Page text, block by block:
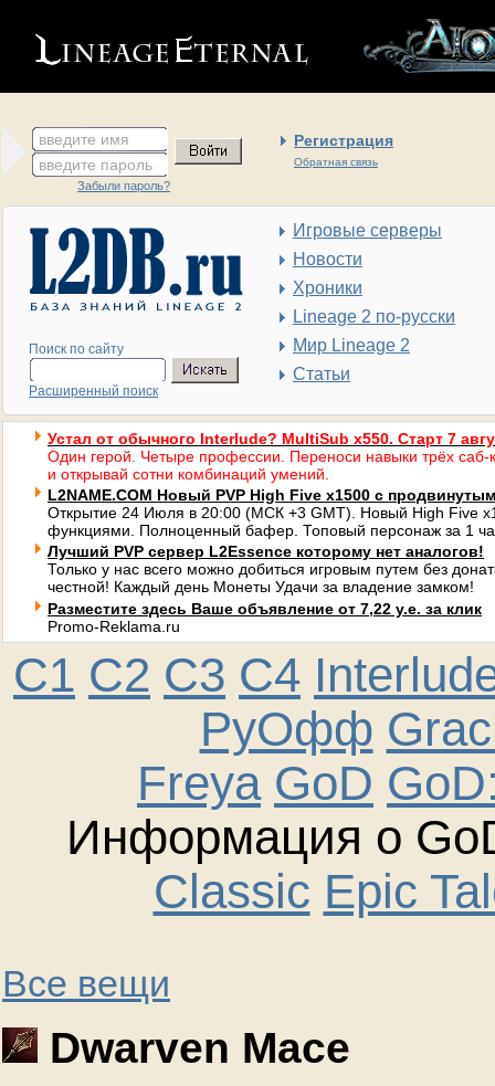
введите имя Регистрация
Обратная связь
введите пароль
Забыли пароль?
Поиск по сайту
Расширенный поиск
Игровые серверы
Новости
Хроники
Lineage 2 по-русски
Мир Lineage 2
Статьи
Устал от обычного Interlude? MultiSub x550. Старт 7
Один герой. Четыре профессии. Переноси навыки трёх саб-
и открывай сотни комбинаций умений.
L2NAME.COM Новый PVP High Five x1500 с
Открытие 24 Июля в 20:00 (МСК +3 GMT). Новый High Five
функциями. Полноценный бафер. Топовый персонаж за 1
Лучший PVP сервер L2Essence которому нет аналогов!
Только у нас всего можно добиться игровым путем без
честной! Каждый день Монеты Удачи за владение замком!
Разместите здесь Ваше объявление от 7,22 у.е. за клик
Promo-Reklama.ru
C1 C2 C3 C4
РуОфф
Freya GoD
Информация о
Classic Epic
Все вещи
Dwarven Mace